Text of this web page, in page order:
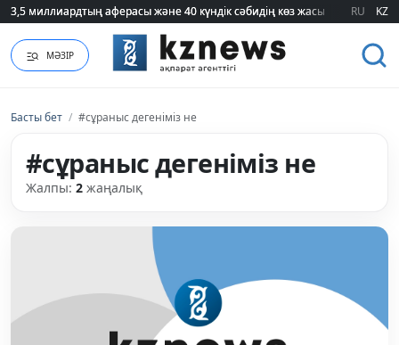
3,5 миллиардтың аферасы және 40 күндік сәбидің көз жасы:
3,5 миллиардтың аферасы және 40 күндік сәбидің көз жасы: RU KZ
МӘЗІР
Басты бет / #сұраныс дегеніміз не
#сұраныс дегеніміз не
Жалпы: 2 жаңалық